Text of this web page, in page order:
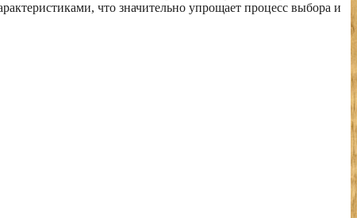
что значительно упрощает процесс выбора и